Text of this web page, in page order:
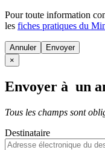
Pour toute information
les fiches pratiques du
Annuler
×
Envoyer à un
Tous les champs sont
Destinataire